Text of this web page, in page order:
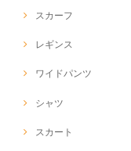
スカーフ
レギンス
ワイドパンツ
シャツ
スカート